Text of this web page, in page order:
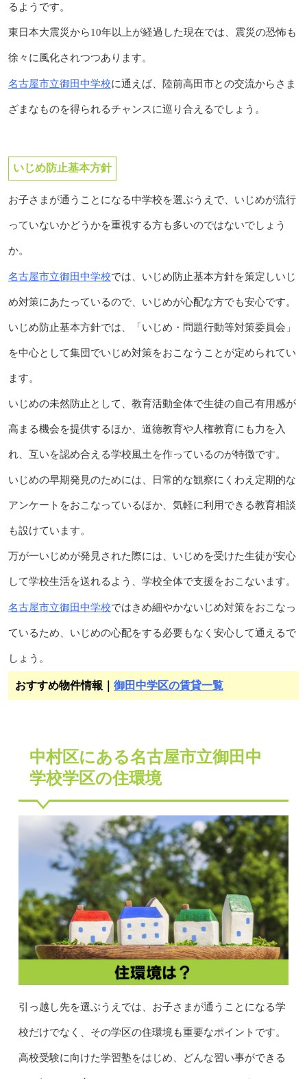
るようです。
東日本大震災から10年以上が経過した現在では、震災の恐怖も
徐々に風化されつつあります。
名古屋市立御田中学校に通えば、陸前高田市との交流からさま
ざまなものを得られるチャンスに巡り合えるでしょう。
いじめ防止基本方針
お子さまが通うことになる中学校を選ぶうえで、いじめが流行
っていないかどうかを重視する方も多いのではないでしょう
か。
名古屋市立御田中学校では、いじめ防止基本方針を策定しいじ
め対策にあたっているので、いじめが心配な方でも安心です。
いじめ防止基本方針では、「いじめ・問題行動等対策委員会」
を中心として集団でいじめ対策をおこなうことが定められてい
ます。
いじめの未然防止として、教育活動全体で生徒の自己有用感が
高まる機会を提供するほか、道徳教育や人権教育にも力を入
れ、互いを認め合える学校風土を作っているのが特徴です。
いじめの早期発見のためには、日常的な観察にくわえ定期的な
アンケートをおこなっているほか、気軽に利用できる教育相談
も設けています。
万が一いじめが発見された際には、いじめを受けた生徒が安心
して学校生活を送れるよう、学校全体で支援をおこないます。
名古屋市立御田中学校ではきめ細やかないじめ対策をおこなっ
ているため、いじめの心配をする必要もなく安心して通えるで
しょう。
おすすめ物件情報｜ 御田中学区の賃貸一覧
中村区にある名古屋市立御田中
学校学区の住環境
引っ越し先を選ぶうえでは、お子さまが通うことになる学
校だけでなく、その学区の住環境も重要なポイントです。
高校受験に向けた学習塾をはじめ、どんな習い事ができる